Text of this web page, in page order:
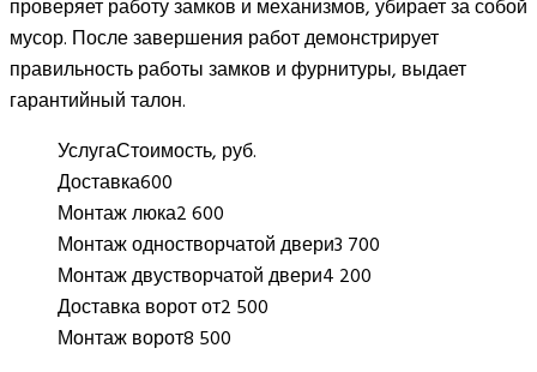
проверяет работу замков и механизмов, убирает за собой
мусор. После завершения работ демонстрирует
правильность работы замков и фурнитуры, выдает
гарантийный талон.
УслугаСтоимость, руб.
Доставка600
Монтаж люка2 600
Монтаж одностворчатой двери3 700
Монтаж двустворчатой двери4 200
Доставка ворот от2 500
Монтаж ворот8 500